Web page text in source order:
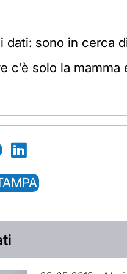
dati: sono in cerca
c'è solo la